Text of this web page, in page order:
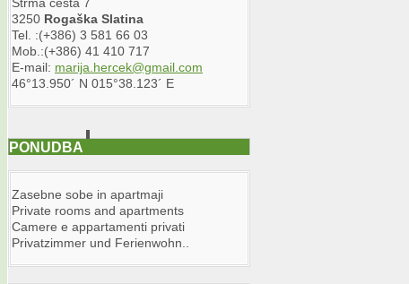
3250 Rogaška Slatina
Tel. :(+386) 3 581 66 03
Mob.:(+386) 41 410 717
E-mail: marija.hercek@gmail.com
46°13.950´ N 015°38.123´ E
PONUDBA
Zasebne sobe in apartmaji
Private rooms and apartments
Camere e appartamenti privati
Privatzimmer und Ferienwohn..